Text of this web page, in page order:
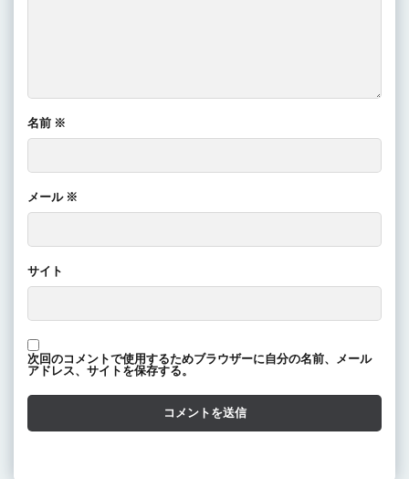
名前 ※
メール ※
サイト
次回のコメントで使用するためブラウザーに自分の名前、メール
アドレス、サイトを保存する。